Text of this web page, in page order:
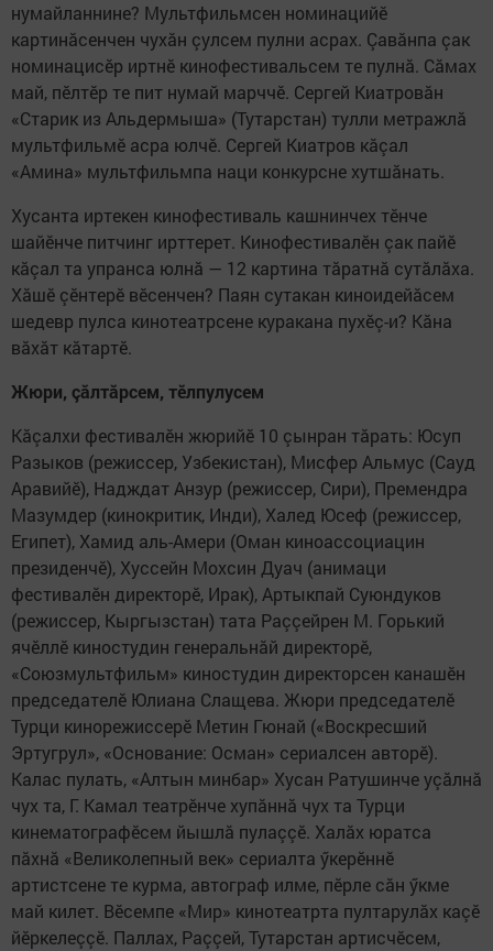
нумайланнине? Мультфильмсен номинацийӗ
картинăсенчен чухăн çулсем пулни асрах. Çавăнпа çак
номинацисӗр иртнӗ кинофестивальсем те пулнă. Сăмах
май, пӗлтӗр те пит нумай марччӗ. Сергей Киатровăн
«Старик из Альдермыша» (Тутарстан) тулли метражлă
мультфильмӗ асра юлчӗ. Сергей Киатров кăçал
«Амина» мультфильмпа наци конкурсне хутшăнать.
Хусанта иртекен кинофестиваль кашнинчех тӗнче
шайӗнче питчинг ирттерет. Кинофестивалӗн çак пайӗ
кăçал та упранса юлнă — 12 картина тăратнă сутăлăха.
Хăшӗ çӗнтерӗ вӗсенчен? Паян сутакан киноидейăсем
шедевр пулса кинотеатрсене куракана пухӗç-и? Кăна
вăхăт кăтартӗ.
Жюри, çăлтăрсем, тӗлпулусем
Кăçалхи фестивалӗн жюрийӗ 10 çынран тăрать: Юсуп
Разыков (режиссер, Узбекистан), Мисфер Альмус (Сауд
Аравийӗ), Надждат Анзур (режиссер, Сири), Премендра
Мазумдер (кинокритик, Инди), Халед Юсеф (режиссер,
Египет), Хамид аль-Амери (Оман киноассоциацин
президенчӗ), Хуссейн Мохсин Дуач (анимаци
фестивалӗн директорӗ, Ирак), Артыкпай Суюндуков
(режиссер, Кыргызстан) тата Раççейрен М. Горький
ячӗллӗ киностудин генеральнăй директорӗ,
«Союзмультфильм» киностудин директорсен канашӗн
председателӗ Юлиана Слащева. Жюри председателӗ
Турци кинорежиссерӗ Метин Гюнай («Воскресший
Эртугрул», «Основание: Осман» сериалсен авторӗ).
Калас пулать, «Алтын минбар» Хусан Ратушинче уçăлнă
чух та, Г. Камал театрӗнче хупăннă чух та Турци
кинематографӗсем йышлă пулаççӗ. Халăх юратса
пăхнă «Великолепный век» сериалта ӳкерӗннӗ
артистсене те курма, автограф илме, пӗрле сăн ӳкме
май килет. Вӗсемпе «Мир» кинотеатрта пултарулăх каçӗ
йӗркелеççӗ. Паллах, Раççей, Тутарстан артисчӗсем,